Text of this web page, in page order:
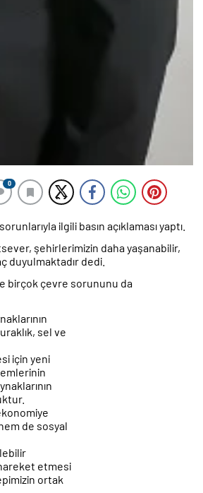
0
ilgili basın açıklaması yaptı.
şehirlerimizin daha yaşanabilir,
duyulmaktadır dedi.
birçok çevre sorununu da
sel ve
için yeni
de sosyal
etmesi
ortak